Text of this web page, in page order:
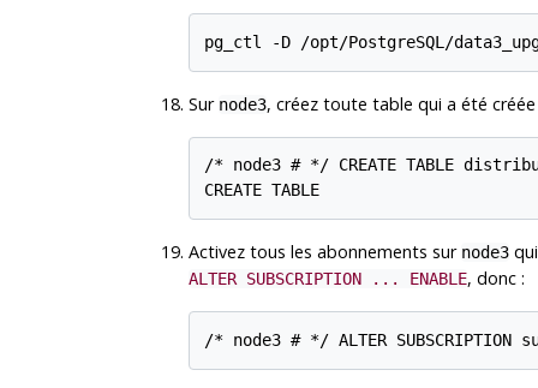
Sur node3, créez toute table qui a été
/* node3 # */ CREATE TABLE
Activez tous les abonnements sur node3qui
ALTER SUBSCRIPTION ... ENABLE, donc :